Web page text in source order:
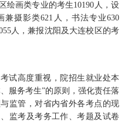
绘画类专业的考生10190人，设
兼摄影类621人，书法专业630
人，兼报沈阳及大连校区的考
试高度重视，院招生就业处本
服务考生”的原则，强化责任落
监管，对省内省外各考点的现
监考及考务工作、考题及试卷